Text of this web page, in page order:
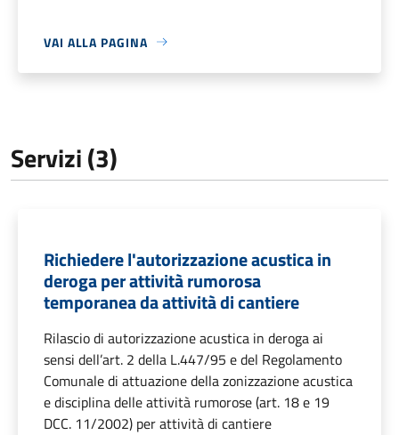
VAI ALLA PAGINA
Servizi (3)
Richiedere l'autorizzazione acustica in
deroga per attività rumorosa
temporanea da attività di cantiere
Rilascio di autorizzazione acustica in deroga ai
sensi dell’art. 2 della L.447/95 e del Regolamento
Comunale di attuazione della zonizzazione acustica
e disciplina delle attività rumorose (art. 18 e 19
DCC. 11/2002) per attività di cantiere